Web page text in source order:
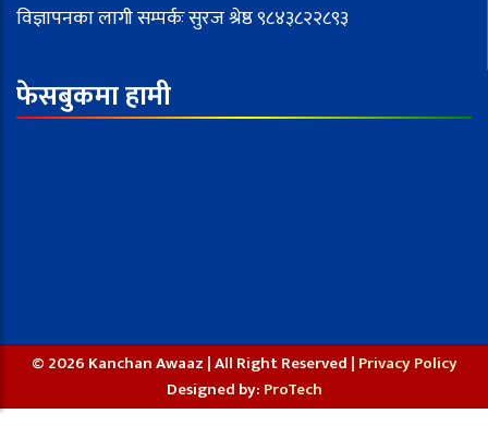
विज्ञापनका लागी सम्पर्कः सुरज श्रेष्ठ ९८४३८२२८९३
फेसबुकमा हामी
© 2026 Kanchan Awaaz | All Right Reserved | Privacy Policy
Designed by: ProTech